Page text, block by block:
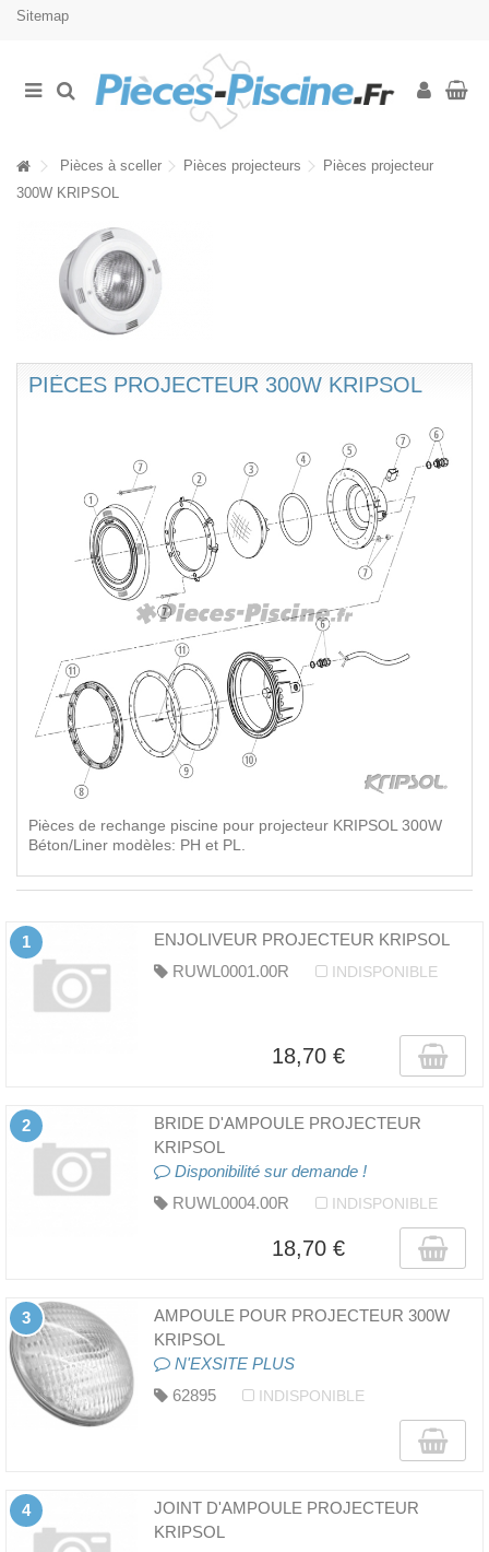
Sitemap
Pièces à sceller Pièces projecteurs
Pièces projecteur
300W KRIPSOL
PIÈCES PROJECTEUR 300W KRIPSOL
Pièces de rechange piscine pour projecteur KRIPSOL 300W
Béton/Liner modèles: PH et PL.
1
ENJOLIVEUR PROJECTEUR KRIPSOL
RUWL0001.00R
INDISPONIBLE
18,70 €
2
BRIDE D'AMPOULE PROJECTEUR
KRIPSOL
Disponibilité sur demande !
RUWL0004.00R
INDISPONIBLE
18,70 €
3
AMPOULE POUR PROJECTEUR 300W
KRIPSOL
N'EXSITE PLUS
62895
INDISPONIBLE
4
JOINT D'AMPOULE PROJECTEUR
KRIPSOL